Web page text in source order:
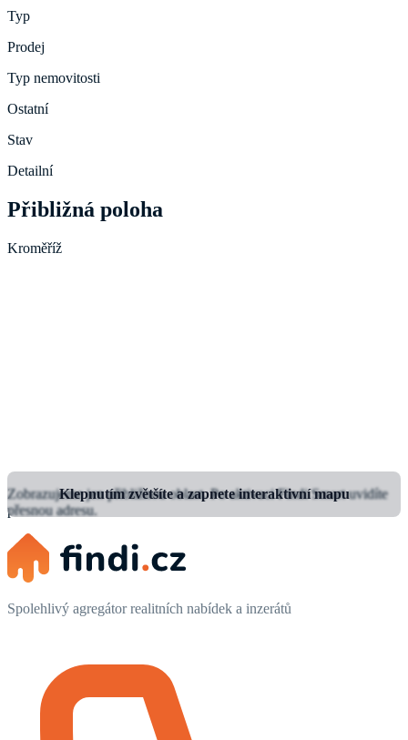
Typ
Prodej
Typ nemovitosti
Ostatní
Stav
Detailní
Přibližná poloha
Kroměříž
Klepnutím zvětšíte a zapnete interaktivní mapu
Zobrazujeme jen přibližnou oblast.Po aktivaci Findi Smart uvidíte
přesnou adresu.
Spolehlivý agregátor realitních nabídek a inzerátů